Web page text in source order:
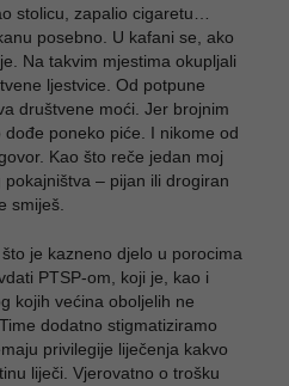
stolicu, zapalio cigaretu…
posebno. U kafani se, ako
Na takvim mjestima okupljali
ljestvice. Od potpune
društvene moći. Jer brojnim
poneko piće. I nikome od
Kao što reče jedan moj
– pijan ili drogiran
smiješ.
je kazneno djelo u porocima
PTSP-om, koji je, kao i
kojih većina oboljelih ne
dodatno stigmatiziramo
privilegije liječenja kakvo
liječi. Vjerovatno o trošku